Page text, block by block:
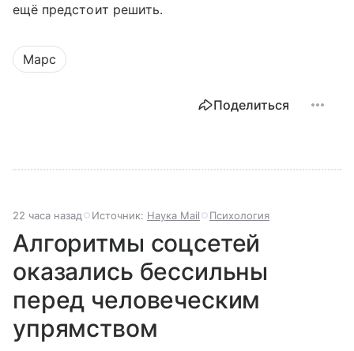
ещё предстоит решить.
Марс
Поделиться
22 часа назад Источник: Наука Mail Психология
Алгоритмы соцсетей
оказались бессильны
перед человеческим
упрямством